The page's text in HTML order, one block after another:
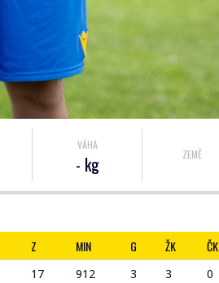
VÁHA
- kg ZEMĚ
Z MIN G ŽK ČK
17 912 3 3 0